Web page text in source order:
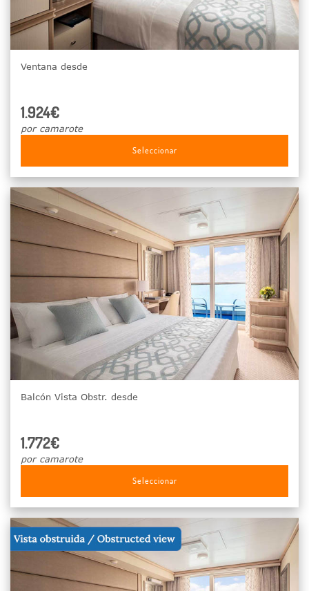
Ventana desde
1.924€
por camarote
Seleccionar
Balcón Vista Obstr. desde
1.772€
por camarote
Seleccionar